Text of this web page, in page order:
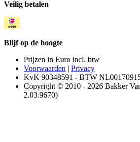
Veilig betalen
Blijf op de hoogte
Prijzen in Euro incl. btw
Voorwaarden | Privacy
KvK 90348591 - BTW
Copyright © 2010 - 2026 Bakker
2.03.9670)